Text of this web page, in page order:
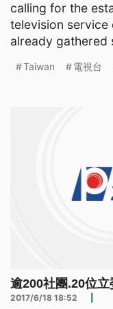
calling for the
television service
already
Taiwan 電視台
逾200社團.20位
2017/6/18 18:52